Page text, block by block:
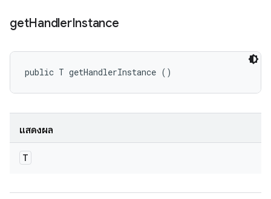
getHandlerInstance
public T getHandlerInstance ()
แสดงผล
T